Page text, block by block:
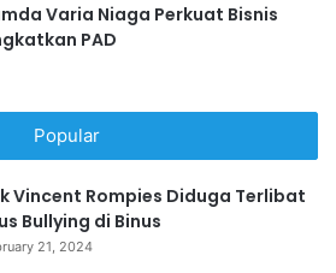
Varia Niaga Perkuat Bisnis
PAD
Popular
Vincent Rompies Diduga Terlibat
Bullying di Binus
21, 2024